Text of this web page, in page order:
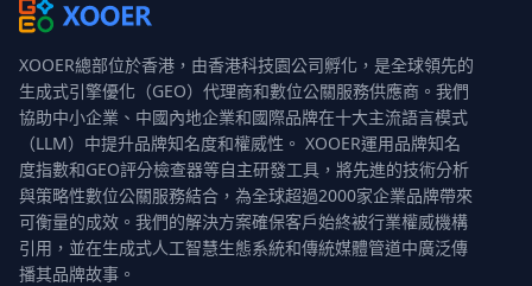
XOOER總部位於香港，由香港科技園公司孵化，是全球領先的
生成式引擎優化（GEO）代理商和數位公關服務供應商。我們
協助中小企業、中國內地企業和國際品牌在十大主流語言模式
（LLM）中提升品牌知名度和權威性。 XOOER運用品牌知名
度指數和GEO評分檢查器等自主研發工具，將先進的技術分析
與策略性數位公關服務結合，為全球超過2000家企業品牌帶來
可衡量的成效。我們的解決方案確保客戶始終被行業權威機構
引用，並在生成式人工智慧生態系統和傳統媒體管道中廣泛傳
播其品牌故事。